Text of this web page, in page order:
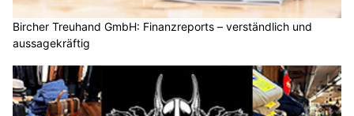
Bircher Treuhand GmbH: Finanzreports – verständlich und
aussagekräftig